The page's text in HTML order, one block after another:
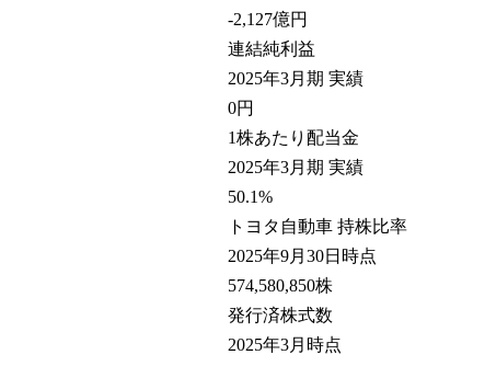
-2,127億円
連結純利益
2025年3月期 実績
0円
1株あたり配当金
2025年3月期 実績
50.1%
トヨタ自動車 持株比率
2025年9月30日時点
574,580,850株
発行済株式数
2025年3月時点